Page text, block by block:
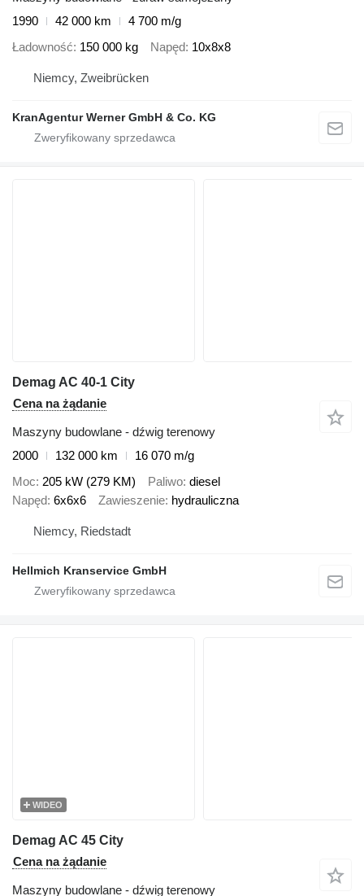
1990
42 000 km
4 700 m/g
Ładowność 150 000 kg Napęd 10x8x8
Niemcy, Zweibrücken
KranAgentur Werner GmbH & Co. KG
Demag AC 40-1 City
Cena na żądanie
Maszyny budowlane - dźwig terenowy
2000
132 000 km
16 070 m/g
Moc 205 kW (279 KM) Paliwo diesel
Napęd 6x6x6 Zawieszenie hydrauliczna
Niemcy, Riedstadt
Hellmich Kranservice GmbH
WIDEO
Demag AC 45 City
Cena na żądanie
Maszyny budowlane - dźwig terenowy